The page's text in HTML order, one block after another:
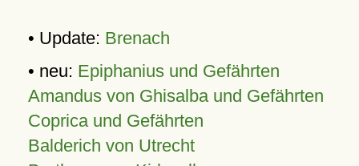
• Update: Brenach
• neu: Epiphanius und Gefährten
Amandus von Ghisalba und Gefährten
Coprica und Gefährten
Balderich von Utrecht